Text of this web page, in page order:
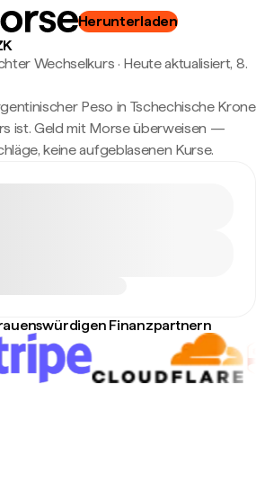
Herunterladen
Wechselkurs · Heute aktualisiert, 8.
Peso in Tschechische Krone
ist. Geld mit Morse überweisen —
keine aufgeblasenen Kurse.
Finanzpartnern